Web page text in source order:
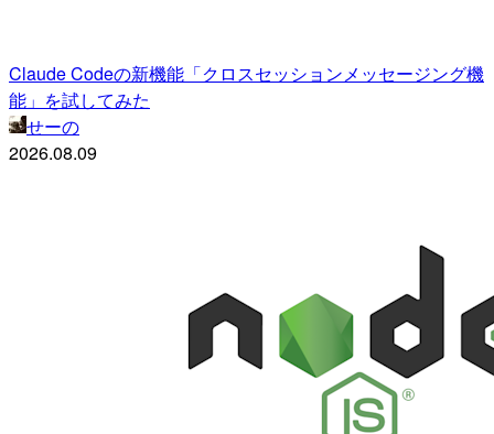
Claude Codeの新機能「クロスセッションメッセージング機
能」を試してみた
せーの
2026.08.09